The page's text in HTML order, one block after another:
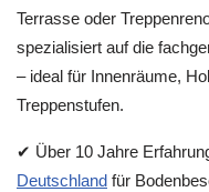
Terrasse oder
spezialisiert auf die
– ideal für Innenräume,
Treppenstufen.
✔ Über 10 Jahre
Deutschland für